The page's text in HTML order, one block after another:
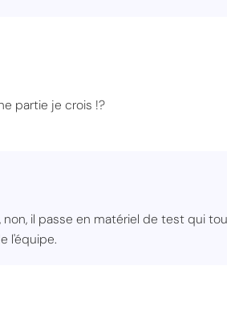
partie je crois !?
il passe en matériel de test qui
l'équipe.